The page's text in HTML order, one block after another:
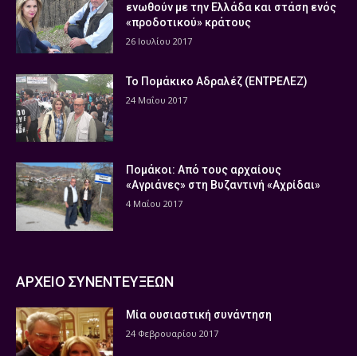
ενωθούν με την Ελλάδα και στάση ενός
«προδοτικού» κράτους
26 Ιουλίου 2017
Το Πομάκικο Αδραλέζ (ΕΝΤΡΕΛΕΖ)
24 Μαΐου 2017
Πομάκοι: Από τους αρχαίους
«Αγριάνες» στη Βυζαντινή «Αχρίδαι»
4 Μαΐου 2017
ΑΡΧΕΙΟ ΣΥΝΕΝΤΕΥΞΕΩΝ
Μία ουσιαστική συνάντηση
24 Φεβρουαρίου 2017